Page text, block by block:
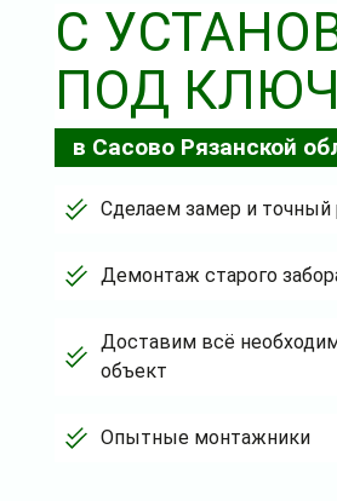
С
ПОД КЛЮЧ
в Сасово Рязанской
Сделаем замер и точный
Демонтаж старого
Доставим всё
объект
Опытные монтажники